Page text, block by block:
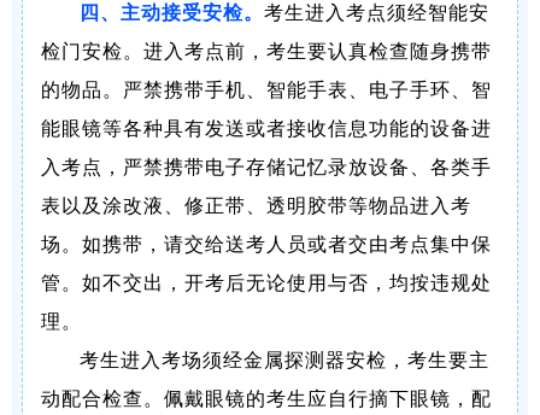
四、主动接受安检。 考生进入考点须经智能安
检门安检。进入考点前，考生要认真检查随身携带
的物品。严禁携带手机、智能手表、电子手环、智
能眼镜等各种具有发送或者接收信息功能的设备进
入考点，严禁携带电子存储记忆录放设备、各类手
表以及涂改液、修正带、透明胶带等物品进入考
场。如携带，请交给送考人员或者交由考点集中保
管。如不交出，开考后无论使用与否，均按违规处
理。
考生进入考场须经金属探测器安检，考生要主
动配合检查。佩戴眼镜的考生应自行摘下眼镜，配